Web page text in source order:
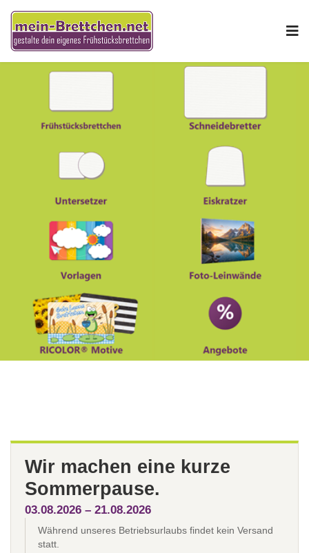
Wir machen eine kurze
Sommerpause.
03.08.2026 – 21.08.2026
Während unseres Betriebsurlaubs findet kein Versand
statt.